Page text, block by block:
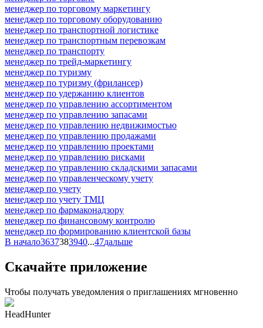
менеджер по торговому маркетингу
менеджер по торговому оборудованию
менеджер по транспортной логистике
менеджер по транспортным перевозкам
менеджер по транспорту
менеджер по трейд-маркетингу
менеджер по туризму
менеджер по туризму (фрилансер)
менеджер по удержанию клиентов
менеджер по управлению ассортиментом
менеджер по управлению запасами
менеджер по управлению недвижимостью
менеджер по управлению продажами
менеджер по управлению проектами
менеджер по управлению рисками
менеджер по управлению складскими запасами
менеджер по управленческому учету
менеджер по учету
менеджер по учету ТМЦ
менеджер по фармаконадзору
менеджер по финансовому контролю
менеджер по формированию клиентской базы
В начало3637383940...47дальше
Скачайте приложение
Чтобы получать уведомления о приглашениях мгновенно
HeadHunter